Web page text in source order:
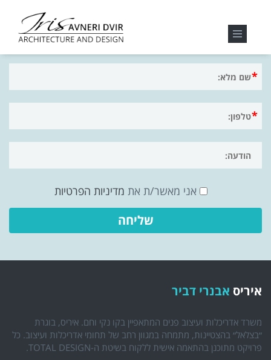
לשיחת ייעוץ חינם מלאו פרטים
אני מאשר/ת את מדיניות הפרטיות
איריס אבנרי דביר
משרד אדריכלות ועיצוב פנים המתאפיין בקו נקי וחם. איריס, בוגרת
״בצלאל״ בהצטיינות, מתמחה במגוון רחב של תחומי אדריכלות ועיצוב. כל
פרויקט מתוכנן בהתאמה אישית ללקוח בשיטת ה-TOTAL DESIGN.